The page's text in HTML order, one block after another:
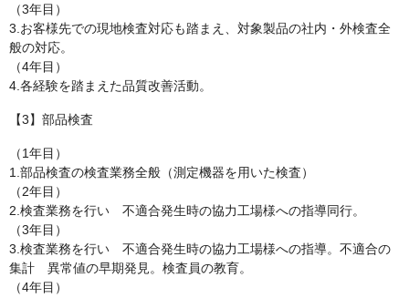
（3年目）
3.お客様先での現地検査対応も踏まえ、対象製品の社内・外検査全
般の対応。
（4年目）
4.各経験を踏まえた品質改善活動。
【3】部品検査
（1年目）
1.部品検査の検査業務全般（測定機器を用いた検査）
（2年目）
2.検査業務を行い 不適合発生時の協力工場様への指導同行。
（3年目）
3.検査業務を行い 不適合発生時の協力工場様への指導。不適合の
集計 異常値の早期発見。検査員の教育。
（4年目）